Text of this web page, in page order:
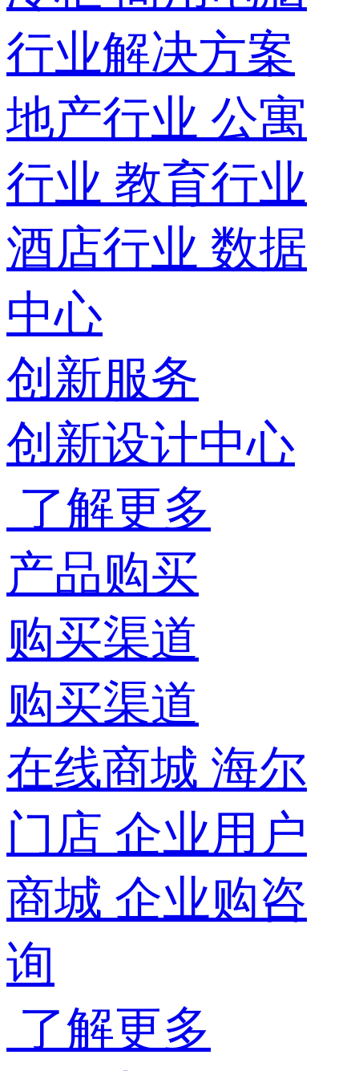
行业解决方案
地产行业 公寓
行业 教育行业
酒店行业 数据
中心
创新服务
创新设计中心
了解更多
产品购买
购买渠道
购买渠道
在线商城 海尔
门店 企业用户
商城 企业购咨
询
了解更多